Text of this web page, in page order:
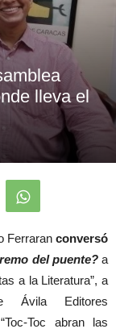
lleva el
Ferraranconversó
del puente? a
a la Literatura”, a
Ávila Editores
Toc abran las